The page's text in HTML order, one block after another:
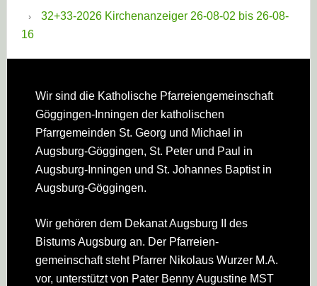
32+33-2026 Kirchenanzeiger 26-08-02 bis 26-08-
16
Footer
Wir sind die Katholische Pfarreien­gemeinschaft
Göggingen-Inningen der katholischen
Pfarrgemeinden St. Georg und Michael in
Augsburg-Göggingen, St. Peter und Paul in
Augsburg-Inningen und St. Johannes Baptist in
Augsburg-Göggingen.
Wir gehören dem Dekanat Augsburg II des
Bistums Augsburg an. Der Pfarreien­
gemeinschaft steht Pfarrer Nikolaus Wurzer M.A.
vor, unterstützt von Pater Benny Augustine MST